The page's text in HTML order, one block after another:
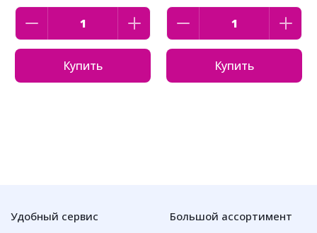
Купить Купить
Удобный сервис Большой ассортимент